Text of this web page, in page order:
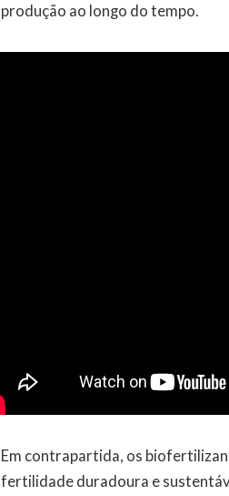
produção ao longo do tempo.
Em contrapartida, os
fertilidade duradoura e